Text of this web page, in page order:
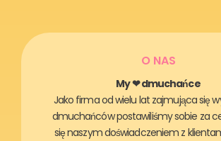
O NAS
My ❤ dmuchańce
Jako firma od wielu lat zajmująca się
dmuchańców postawiliśmy sobie za
się naszym doświadczeniem z